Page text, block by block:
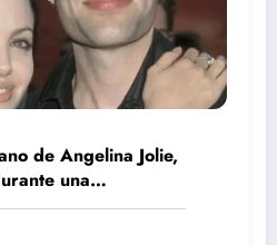
de Angelina Jolie,
una
a su exesposa